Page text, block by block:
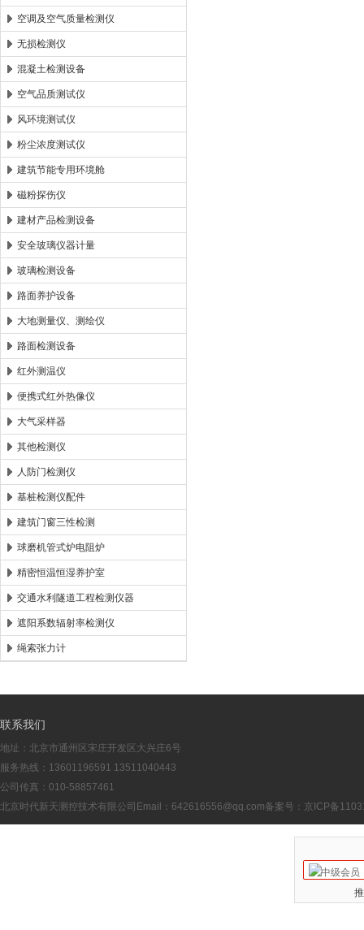
空调及空气质量检测仪
无损检测仪
混凝土检测设备
空气品质测试仪
风环境测试仪
粉尘浓度测试仪
建筑节能专用环境舱
磁粉探伤仪
建材产品检测设备
安全玻璃仪器计量
玻璃检测设备
路面养护设备
大地测量仪、测绘仪
路面检测设备
红外测温仪
便携式红外热像仪
大气采样器
其他检测仪
人防门检测仪
基桩检测仪配件
建筑门窗三性检测
球磨机管式炉电阻炉
精密恒温恒湿养护室
交通水利隧道工程检测仪器
遮阳系数辐射率检测仪
绳索张力计
联系我们
地址：北京市通州区宋庄开发区大兴庄6号
服务热线：13601196591 13511040443
公司传真：010-58857461
北京时代新天测控技术有限公司Email： 642616556@qq.com备案号： 京ICP备